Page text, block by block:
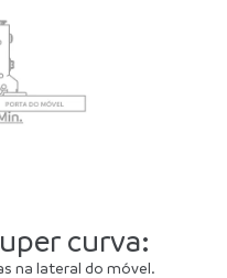
curva:
na lateral do móvel.